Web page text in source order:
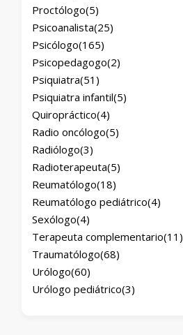
Proctólogo(5)
Psicoanalista(25)
Psicólogo(165)
Psicopedagogo(2)
Psiquiatra(51)
Psiquiatra infantil(5)
Quiropráctico(4)
Radio oncólogo(5)
Radiólogo(3)
Radioterapeuta(5)
Reumatólogo(18)
Reumatólogo pediátrico(4)
Sexólogo(4)
Terapeuta complementario(11)
Traumatólogo(68)
Urólogo(60)
Urólogo pediátrico(3)